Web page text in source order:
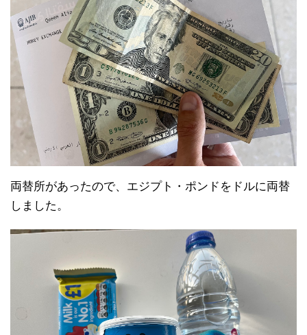
両替所があったので、エジプト・ポンドをドルに両替
しました。